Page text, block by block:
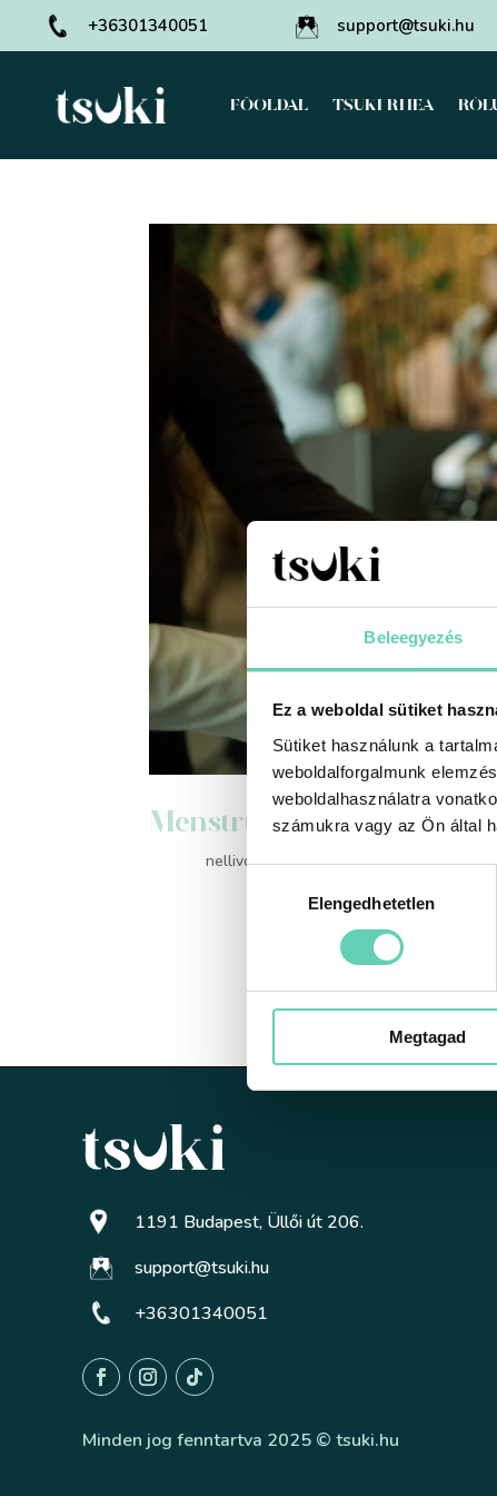
Beleegyezés
Ez a weboldal sütiket
Sütiket használunk a
weboldalforgalmunk
weboldalhasználatra
számukra vagy az Ön által
kiválasztásaElengedhetetlen
Megtagad
+36301340051 support@tsuki.hu
FŐOLDAL TSUKI RHEA
Menstruációs Kehely:
Szerző:nellivoros|márc 7, 2024|Edukáció,
A menstruáció talán még ma is némileg
a környezetvédelem kapcsán. Sokan nem is
1191 Budapest, Üllői út 206.
support@tsuki.hu
+36301340051
Minden jog fenntartva 2025 © tsuki.hu